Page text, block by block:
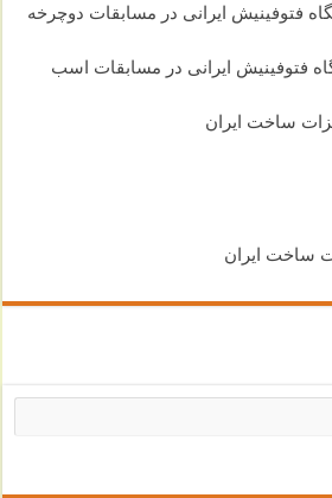
فتوفینیش ایرانی در مسابقات دوچرخه
فتوفینیش ایرانی در مسابقات اسب
ساخت ایران
ساخت ایران